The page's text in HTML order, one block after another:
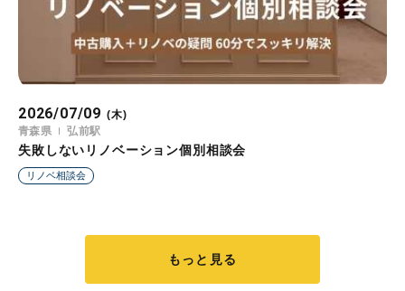
2026/07/09 (木)
青森県
弘前駅
失敗しないリノベーション個別相談会
リノベ相談会
もっと見る